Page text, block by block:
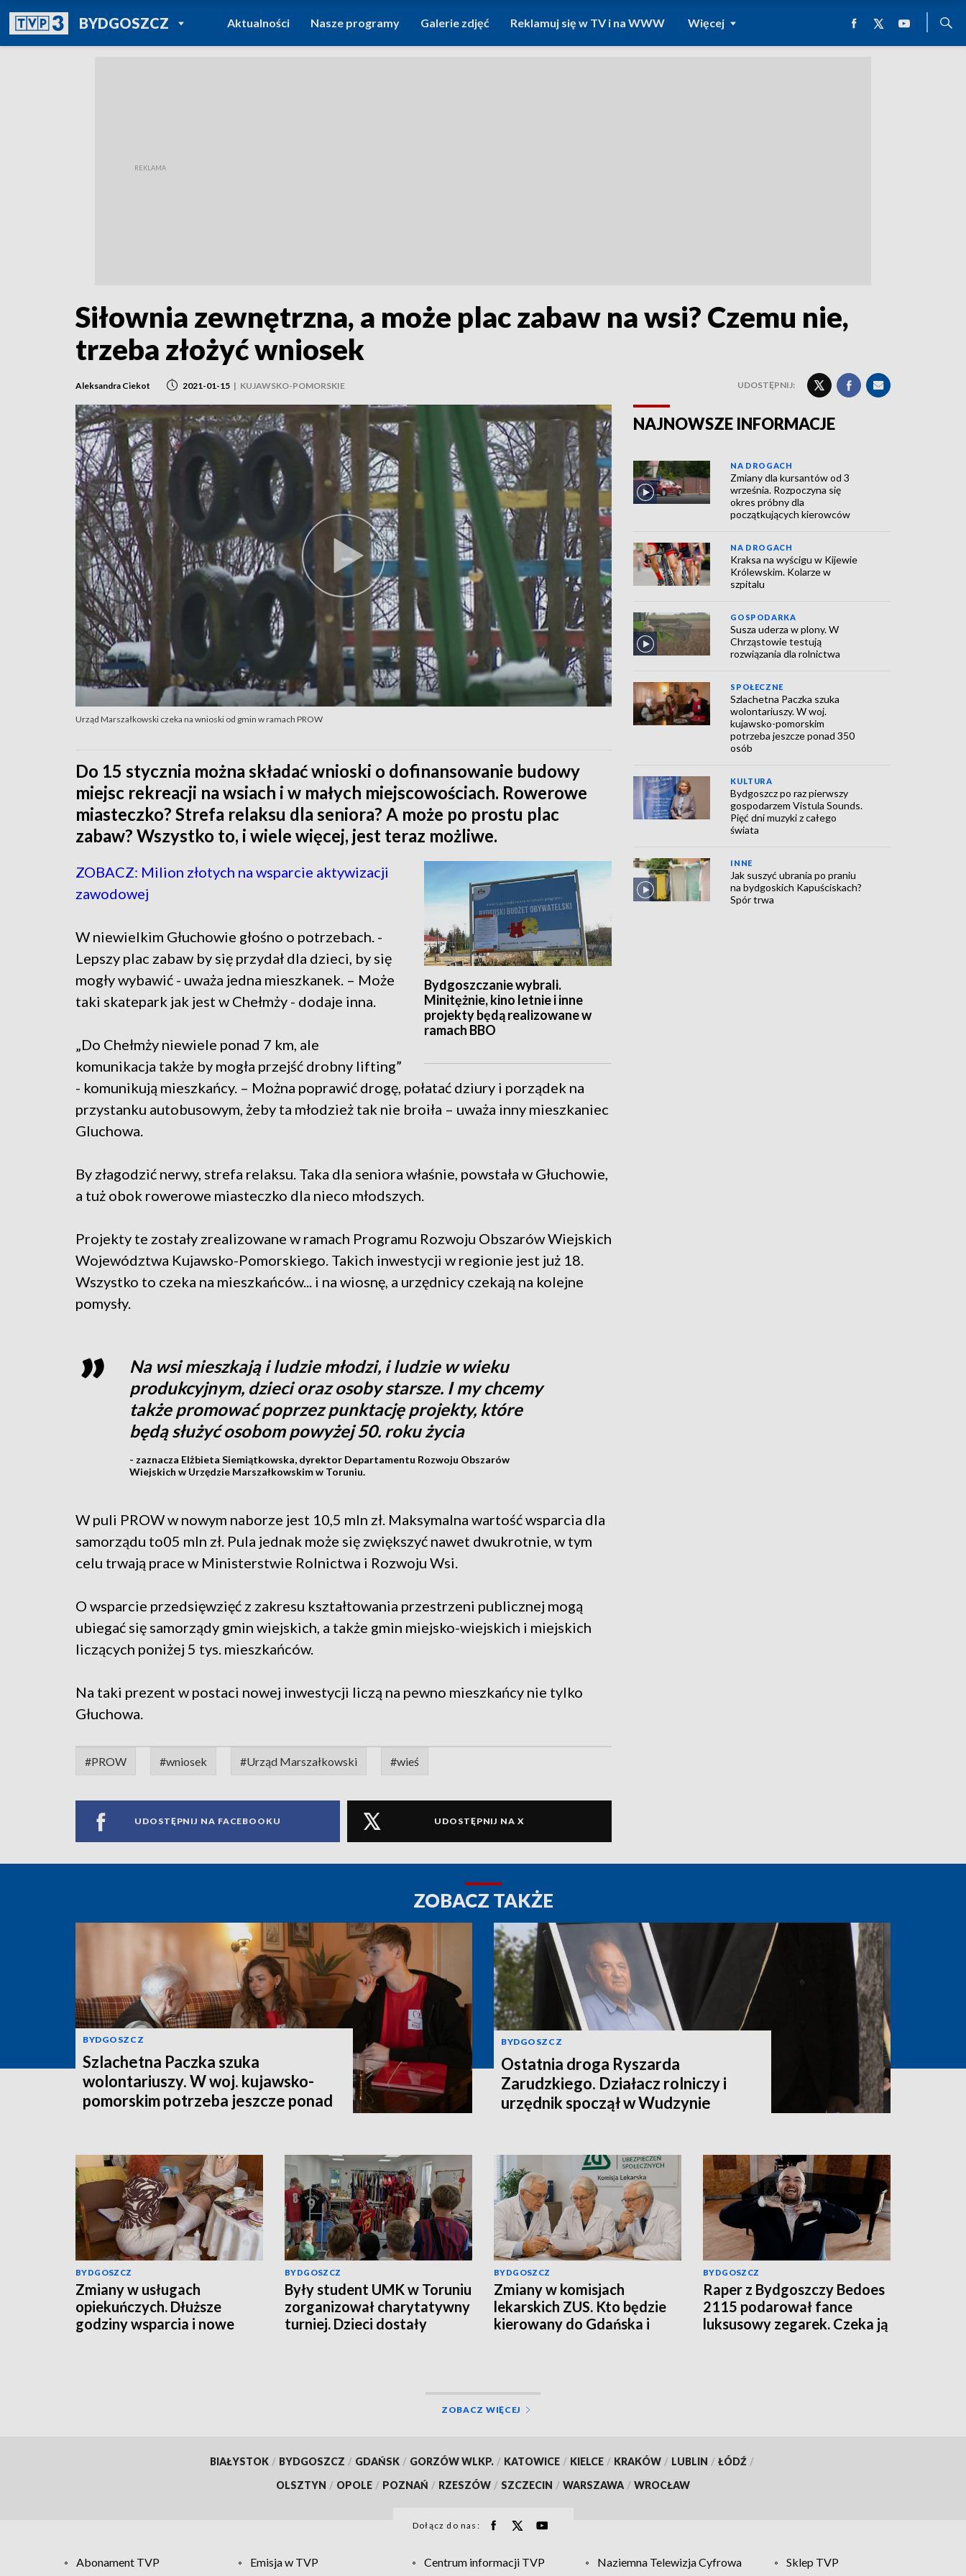
BYDGOSZCZPOWRÓT DO
TVP REGIONY
Aktualności Nasze programy Galerie zdjęć Reklamuj się w TV i na WWW Więcej
Siłownia zewnętrzna, a może plac zabaw na wsi? Czemu nie,
trzeba złożyć wniosek
Aleksandra Ciekot 2021-01-15 | KUJAWSKO-POMORSKIE UDOSTĘPNIJ:
Urząd Marszałkowski czeka na wnioski od gmin w ramach PROW
Do 15 stycznia można składać wnioski o dofinansowanie budowy
miejsc rekreacji na wsiach i w małych miejscowościach. Rowerowe
miasteczko? Strefa relaksu dla seniora? A może po prostu plac
zabaw? Wszystko to, i wiele więcej, jest teraz możliwe.
Bydgoszczanie wybrali.
Minitężnie, kino letnie i inne
projekty będą realizowane w
ramach BBO
ZOBACZ: Milion złotych na wsparcie aktywizacji
zawodowej
W niewielkim Głuchowie głośno o potrzebach. -
Lepszy plac zabaw by się przydał dla dzieci, by się
mogły wybawić - uważa jedna mieszkanek. – Może
taki skatepark jak jest w Chełmży - dodaje inna.
„Do Chełmży niewiele ponad 7 km, ale
komunikacja także by mogła przejść drobny lifting”
- komunikują mieszkańcy. – Można poprawić drogę, połatać dziury i porządek na
przystanku autobusowym, żeby ta młodzież tak nie broiła – uważa inny mieszkaniec
Gluchowa.
By złagodzić nerwy, strefa relaksu. Taka dla seniora właśnie, powstała w Głuchowie,
a tuż obok rowerowe miasteczko dla nieco młodszych.
Projekty te zostały zrealizowane w ramach Programu Rozwoju Obszarów Wiejskich
Województwa Kujawsko-Pomorskiego. Takich inwestycji w regionie jest już 18.
Wszystko to czeka na mieszkańców... i na wiosnę, a urzędnicy czekają na kolejne
pomysły.
Na wsi mieszkają i ludzie młodzi, i ludzie w wieku
produkcyjnym, dzieci oraz osoby starsze. I my chcemy
także promować poprzez punktację projekty, które
będą służyć osobom powyżej 50. roku życia
- zaznacza Elżbieta Siemiątkowska, dyrektor Departamentu Rozwoju Obszarów
Wiejskich w Urzędzie Marszałkowskim w Toruniu.
W puli PROW w nowym naborze jest 10,5 mln zł. Maksymalna wartość wsparcia dla
samorządu to05 mln zł. Pula jednak może się zwiększyć nawet dwukrotnie, w tym
celu trwają prace w Ministerstwie Rolnictwa i Rozwoju Wsi.
O wsparcie przedsięwzięć z zakresu kształtowania przestrzeni publicznej mogą
ubiegać się samorządy gmin wiejskich, a także gmin miejsko-wiejskich i miejskich
liczących poniżej 5 tys. mieszkańców.
Na taki prezent w postaci nowej inwestycji liczą na pewno mieszkańcy nie tylko
Głuchowa.
#PROW #wniosek #Urząd Marszałkowski #wieś
UDOSTĘPNIJ NA FACEBOOKU UDOSTĘPNIJ NA X
NAJNOWSZE INFORMACJE
NA DROGACH
Zmiany dla kursantów od 3
września. Rozpoczyna się
okres próbny dla
początkujących kierowców
NA DROGACH
Kraksa na wyścigu w Kijewie
Królewskim. Kolarze w
szpitalu
GOSPODARKA
Susza uderza w plony. W
Chrząstowie testują
rozwiązania dla rolnictwa
SPOŁECZNE
Szlachetna Paczka szuka
wolontariuszy. W woj.
kujawsko-pomorskim
potrzeba jeszcze ponad 350
osób
KULTURA
Bydgoszcz po raz pierwszy
gospodarzem Vistula Sounds.
Pięć dni muzyki z całego
świata
INNE
Jak suszyć ubrania po praniu
na bydgoskich Kapuściskach?
Spór trwa
ZOBACZ TAKŻE
BYDGOSZCZ
Szlachetna Paczka szuka
wolontariuszy. W woj. kujawsko-
pomorskim potrzeba jeszcze ponad
BYDGOSZCZ
Ostatnia droga Ryszarda
Zarudzkiego. Działacz rolniczy i
urzędnik spoczął w Wudzynie
BYDGOSZCZ
Zmiany w usługach
opiekuńczych. Dłuższe
godziny wsparcia i nowe
BYDGOSZCZ
Były student UMK w Toruniu
zorganizował charytatywny
turniej. Dzieci dostały
BYDGOSZCZ
Zmiany w komisjach
lekarskich ZUS. Kto będzie
kierowany do Gdańska i
BYDGOSZCZ
Raper z Bydgoszczy Bedoes
2115 podarował fance
luksusowy zegarek. Czeka ją
ZOBACZ WIĘCEJ
BIAŁYSTOK / BYDGOSZCZ / GDAŃSK / GORZÓW WLKP. / KATOWICE / KIELCE / KRAKÓW / LUBLIN / ŁÓDŹ /
OLSZTYN / OPOLE / POZNAŃ / RZESZÓW / SZCZECIN / WARSZAWA / WROCŁAW
Dołącz do nas:
Abonament TVP Emisja w TVP Centrum informacji TVP Naziemna Telewizja Cyfrowa Sklep TVP